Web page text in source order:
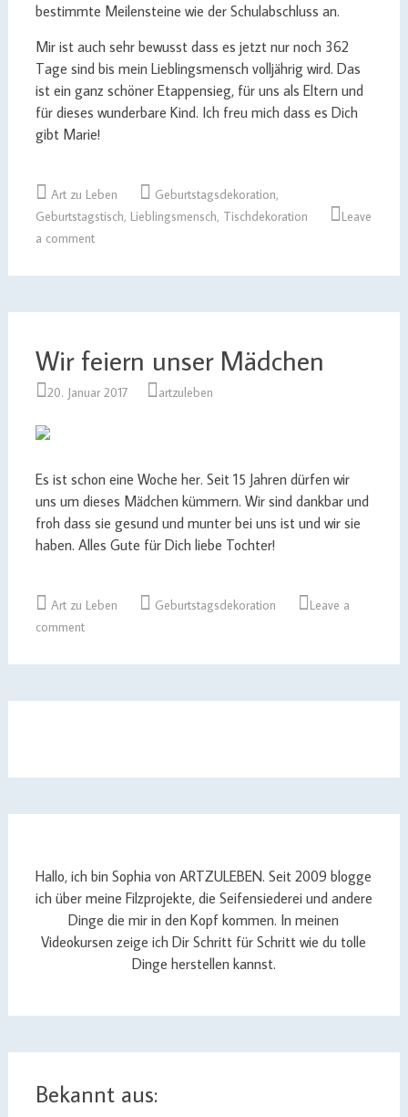
bestimmte Meilensteine wie der Schulabschluss an.
Mir ist auch sehr bewusst dass es jetzt nur noch 362
Tage sind bis mein Lieblingsmensch volljährig wird. Das
ist ein ganz schöner Etappensieg, für uns als Eltern und
für dieses wunderbare Kind. Ich freu mich dass es Dich
gibt Marie!
Art zu Leben Geburtstagsdekoration,
Geburtstagstisch, Lieblingsmensch, Tischdekoration
Leave
a comment
Wir feiern unser Mädchen
20. Januar 2017 artzuleben
Es ist schon eine Woche her. Seit 15 Jahren dürfen wir
uns um dieses Mädchen kümmern. Wir sind dankbar und
froh dass sie gesund und munter bei uns ist und wir sie
haben. Alles Gute für Dich liebe Tochter!
Art zu Leben Geburtstagsdekoration
Leave a
comment
Hallo, ich bin Sophia von ARTZULEBEN. Seit 2009 blogge
ich über meine Filzprojekte, die Seifensiederei und andere
Dinge die mir in den Kopf kommen. In meinen
Videokursen zeige ich Dir Schritt für Schritt wie du tolle
Dinge herstellen kannst.
Bekannt aus: